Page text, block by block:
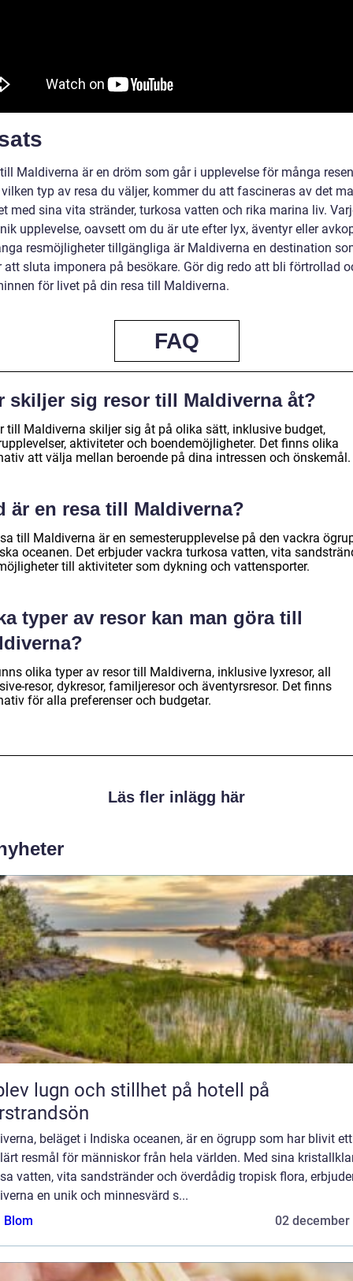
Maldiverna är en dröm som går i upplevelse för många
typ av resa du väljer, kommer du att fascineras av det
med sina vita stränder, turkosa vatten och rika marina liv.
upplevelse, oavsett om du är ute efter lyx, äventyr eller
resmöjligheter tillgängliga är Maldiverna en destination
att sluta imponera på besökare. Gör dig redo att bli förtrollad
för livet på din resa till Maldiverna.
FAQ
skiljer sig resor till Maldiverna åt?
till Maldiverna skiljer sig åt på olika sätt, inklusive budget,
aktiviteter och boendemöjligheter. Det finns olika
att välja mellan beroende på dina intressen och önskemål.
är en resa till Maldiverna?
till Maldiverna är en semesterupplevelse på den vackra
oceanen. Det erbjuder vackra turkosa vatten, vita
till aktiviteter som dykning och vattensporter.
typer av resor kan man göra till
olika typer av resor till Maldiverna, inklusive lyxresor, all
resor, dykresor, familjeresor och äventyrsresor. Det finns
för alla preferenser och budgetar.
Läs fler inlägg här
lugn och stillhet på hotell på
beläget i Indiska oceanen, är en ögrupp som har blivit ett
resmål för människor från hela världen. Med sina
vatten, vita sandstränder och överdådig tropisk flora,
en unik och minnesvärd s...
Blom
02 december